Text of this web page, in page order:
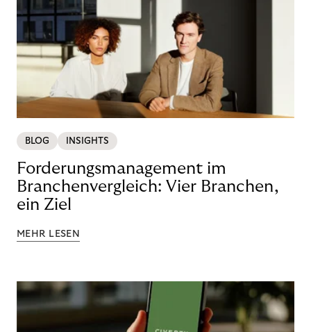
BLOG INSIGHTS
Forderungsmanagement im
Branchenvergleich: Vier Branchen,
ein Ziel
MEHR LESEN